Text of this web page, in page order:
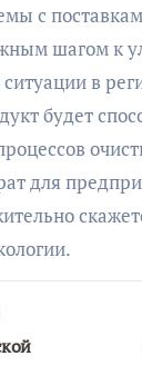
с
шагом к
ситуации в
будет
для